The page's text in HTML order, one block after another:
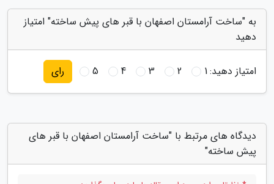
به "ساخت آرامستان اصفهان با قبر های پیش ساخته" امتیاز
دهید
امتیاز دهید:1
2
3
4
5 رای
دیدگاه های مرتبط با "ساخت آرامستان اصفهان با قبر های
پیش ساخته"